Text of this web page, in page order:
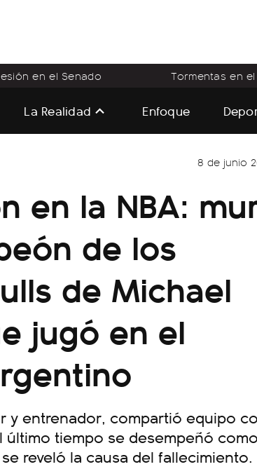
en el Senado Tormentas en el
La Realidad Enfoque
8 de junio
en la NBA:
de los
de Michael
jugó en el
y entrenador, compartió equipo
último tiempo se desempeñó como
reveló la causa del fallecimiento.